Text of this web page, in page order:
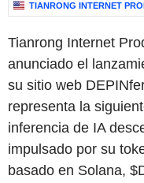
TIANRONG INTERNET
Tianrong Internet
anunciado el
su sitio web
representa la
inferencia de IA
impulsado por su
basado en Solana,